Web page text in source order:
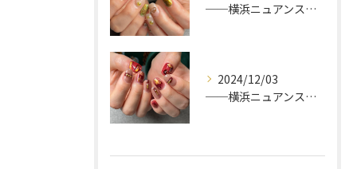
──横浜ニュアンスネイルサロン♡
2024/12/03
──横浜ニュアンスネイルサロン♡